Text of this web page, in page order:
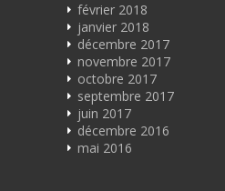
février 2018
janvier 2018
décembre 2017
novembre 2017
octobre 2017
septembre 2017
juin 2017
décembre 2016
mai 2016